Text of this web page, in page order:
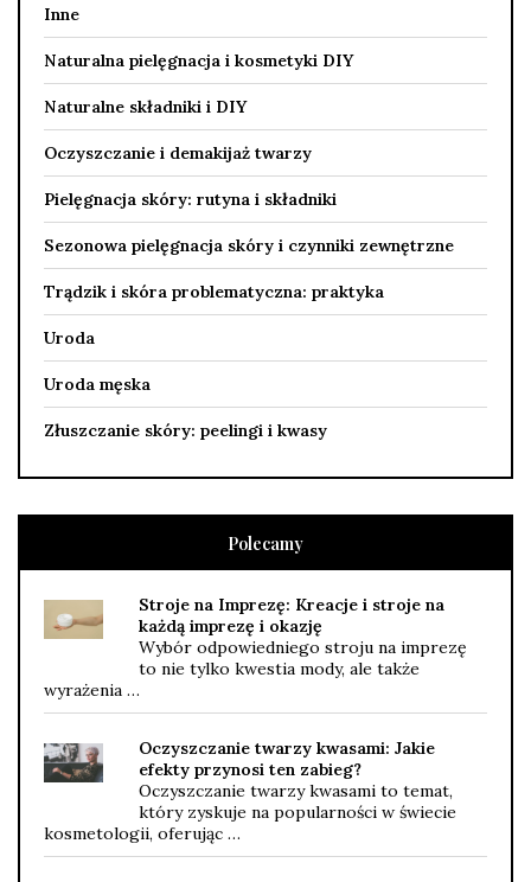
Inne
Naturalna pielęgnacja i kosmetyki DIY
Naturalne składniki i DIY
Oczyszczanie i demakijaż twarzy
Pielęgnacja skóry: rutyna i składniki
Sezonowa pielęgnacja skóry i czynniki zewnętrzne
Trądzik i skóra problematyczna: praktyka
Uroda
Uroda męska
Złuszczanie skóry: peelingi i kwasy
Polecamy
Stroje na Imprezę: Kreacje i stroje na
każdą imprezę i okazję
Wybór odpowiedniego stroju na imprezę
to nie tylko kwestia mody, ale także
wyrażenia …
Oczyszczanie twarzy kwasami: Jakie
efekty przynosi ten zabieg?
Oczyszczanie twarzy kwasami to temat,
który zyskuje na popularności w świecie
kosmetologii, oferując …